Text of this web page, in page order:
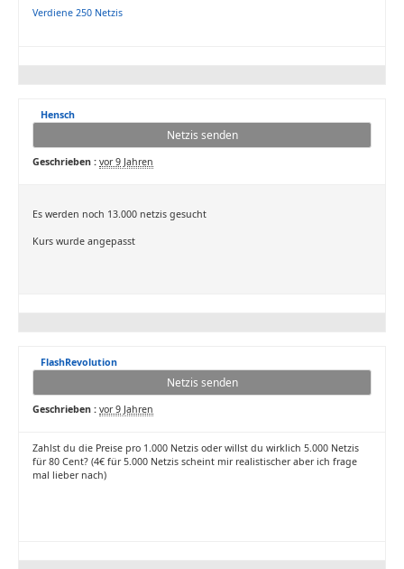
Verdiene 250 Netzis
Hensch
Netzis senden
Geschrieben : vor 9 Jahren
Es werden noch 13.000 netzis gesucht
Kurs wurde angepasst
FlashRevolution
Netzis senden
Geschrieben : vor 9 Jahren
Zahlst du die Preise pro 1.000 Netzis oder willst du wirklich 5.000 Netzis
für 80 Cent? (4€ für 5.000 Netzis scheint mir realistischer aber ich frage
mal lieber nach)